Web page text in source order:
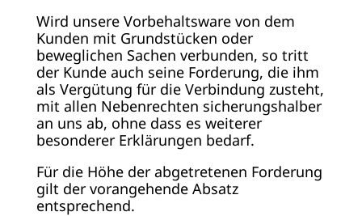
Wird unsere Vorbehaltsware von dem
Kunden mit Grundstücken oder
beweglichen Sachen verbunden, so tritt
der Kunde auch seine Forderung, die ihm
als Vergütung für die Verbindung zusteht,
mit allen Nebenrechten sicherungshalber
an uns ab, ohne dass es weiterer
besonderer Erklärungen bedarf.
Für die Höhe der abgetretenen Forderung
gilt der vorangehende Absatz
entsprechend.